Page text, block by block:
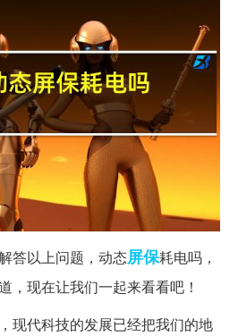
答以上问题，动态屏保耗电吗，
，现在让我们一起来看看吧！
现代科技的发展已经把我们的地